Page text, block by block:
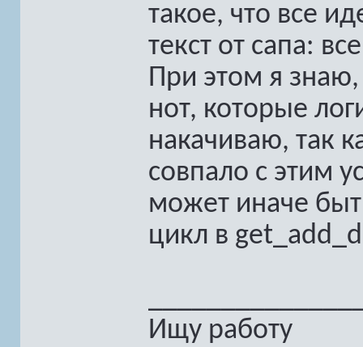
такое, что все
текст от сапа:
При этом я знаю,
нот, которые
накачиваю, так
совпало с этим
может иначе
цикл в
Ищу работу